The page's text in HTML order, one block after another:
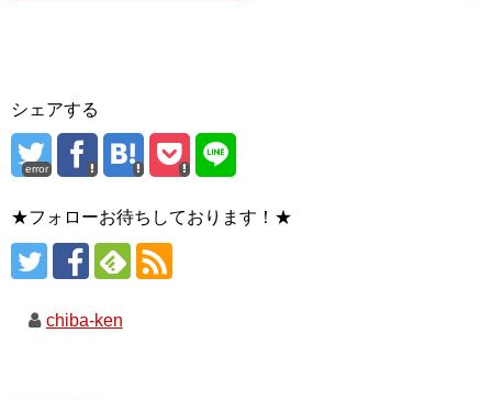
シェアする
error
★フォローお待ちしております！★
chiba-ken